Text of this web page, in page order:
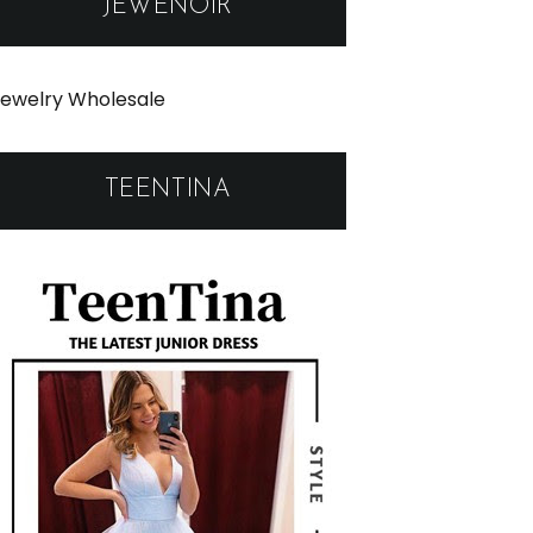
JEWENOIR
Wholesale
TEENTINA